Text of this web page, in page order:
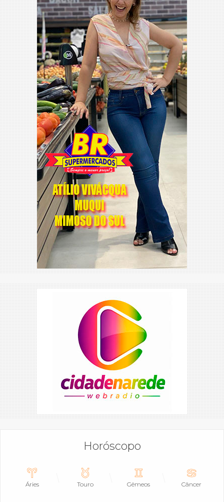
Horóscopo
Áries Touro Gêmeos Câncer